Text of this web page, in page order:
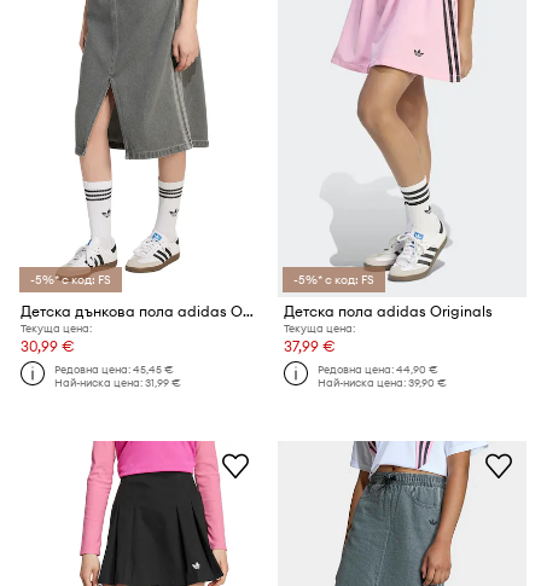
-5%* с код: FS
Детска дънкова пола adidas Originals
Текуща цена:
30,99 €
Редовна цена:45,45 €
Най-ниска цена:31,99 €
-5%* с код: FS
Детска пола adidas Originals
Текуща цена:
37,99 €
Редовна цена:44,90 €
Най-ниска цена:39,90 €